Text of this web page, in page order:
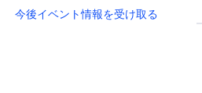
今後イベント情報を受け取る